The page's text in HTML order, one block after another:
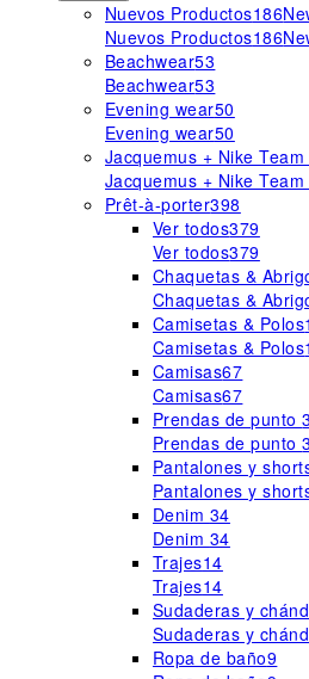
Nuevos Productos186
Nuevos Productos186
Beachwear53
Beachwear53
Evening wear50
Evening wear50
Jacquemus + Nike
Jacquemus + Nike
Prêt-à-porter398
Ver todos379
Ver todos379
Chaquetas &
Chaquetas &
Camisetas & Polos
Camisetas & Polos
Camisas67
Camisas67
Prendas de punto
Prendas de punto
Pantalones y
Pantalones y
Denim 34
Denim 34
Trajes14
Trajes14
Sudaderas y
Sudaderas y
Ropa de baño9